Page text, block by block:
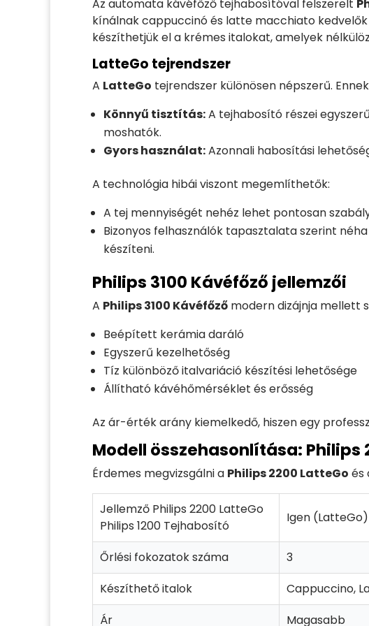
Az automata kávéfőző tejhabosítóval felszerelt
kínálnak cappuccinó és latte macchiato
készíthetjük el a krémes italokat, amelyek
LatteGo tejrendszer
A LatteGo tejrendszer különösen népszerű.
Könnyű tisztítás:A tejhabosító részei
moshatók.
Gyors használat:Azonnali habosítási
A technológia hibái viszont megemlíthetők:
A tej mennyiségét nehéz lehet pontosan
Bizonyos felhasználók tapasztalata szerint
készíteni.
Philips 3100 Kávéfőző jellemzői
A Philips 3100 Kávéfőző modern dizájnja mellett
Beépített kerámia daráló
Egyszerű kezelhetőség
Tíz különböző italvariáció készítési lehetősége
Állítható kávéhőmérséklet és erősség
Az ár-érték arány kiemelkedő, hiszen egy
Modell összehasonlítása: Philips
Érdemes megvizsgálni a Philips 2200 LatteGo és
Jellemző Philips 2200 LatteGo
Philips 1200 Tejhabosító
Igen (LatteGo)
Őrlési fokozatok száma 3
Készíthető italok
Cappuccino,
Ár
Magasabb